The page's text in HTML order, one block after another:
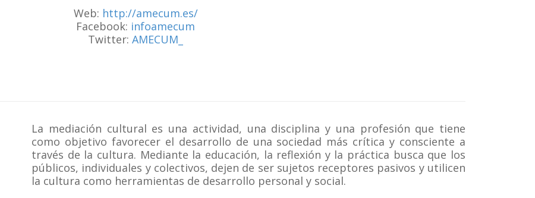
Web: http://amecum.es/
Facebook: infoamecum
Twitter: AMECUM_
La mediación cultural es una actividad, una disciplina y una profesión que tiene
como objetivo favorecer el desarrollo de una sociedad más crítica y consciente a
través de la cultura. Mediante la educación, la reflexión y la práctica busca que los
públicos, individuales y colectivos, dejen de ser sujetos receptores pasivos y utilicen
la cultura como herramientas de desarrollo personal y social.